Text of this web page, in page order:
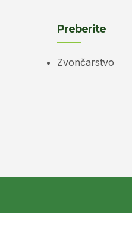
Preberite
Zvončarstvo